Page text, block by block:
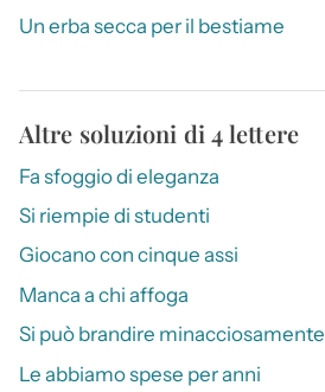
Un erba secca per il bestiame
Altre soluzioni di 4 lettere
Fa sfoggio di eleganza
Si riempie di studenti
Giocano con cinque assi
Manca a chi affoga
Si può brandire minacciosamente
Le abbiamo spese per anni